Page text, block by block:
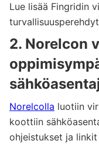
Lue lisää Fingridin
2. Norelcon
Norelcolla luotiin
koottiin
ohjeistukset ja